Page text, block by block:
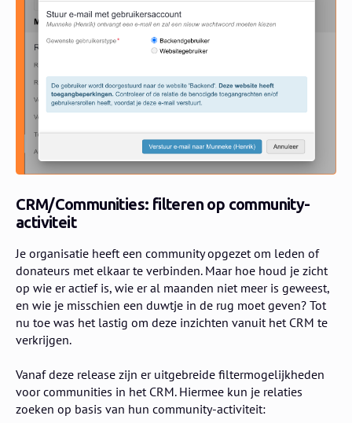
CRM/Communities: filteren op community-
activiteit
Je organisatie heeft een community opgezet om leden of
donateurs met elkaar te verbinden. Maar hoe houd je zicht
op wie er actief is, wie er al maanden niet meer is geweest,
en wie je misschien een duwtje in de rug moet geven? Tot
nu toe was het lastig om deze inzichten vanuit het CRM te
verkrijgen.
Vanaf deze release zijn er uitgebreide filtermogelijkheden
voor communities in het CRM. Hiermee kun je relaties
zoeken op basis van hun community-activiteit: